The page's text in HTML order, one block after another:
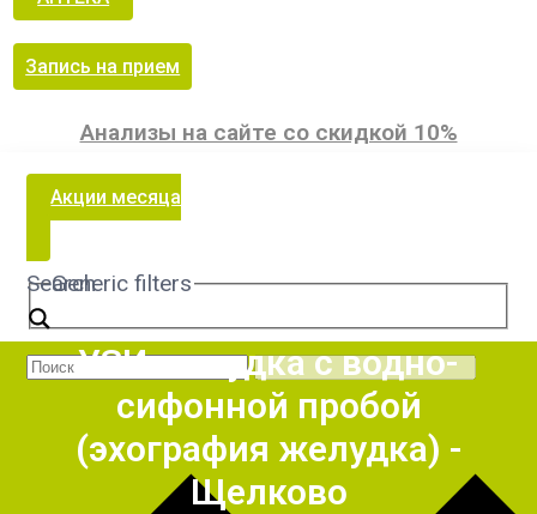
Запись на прием
Анализы на сайте со скидкой 10%
Акции месяца
Search
Generic filters
УЗИ желудка с водно-
сифонной пробой
(эхография желудка) -
Щелково